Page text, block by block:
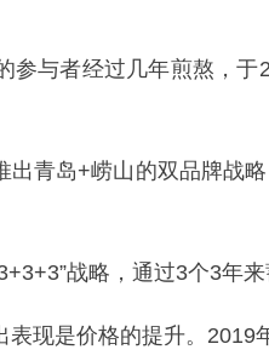
参与者经过几年煎熬，
青岛+崂山的双品牌战
战略，通过3个3年来
现是价格的提升。2019